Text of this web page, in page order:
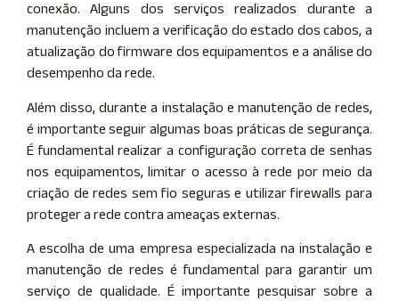
conexão. Alguns dos serviços realizados durante a
manutenção incluem a verificação do estado dos cabos, a
atualização do firmware dos equipamentos e a análise do
desempenho da rede.
Além disso, durante a instalação e manutenção de redes,
é importante seguir algumas boas práticas de segurança.
É fundamental realizar a configuração correta de senhas
nos equipamentos, limitar o acesso à rede por meio da
criação de redes sem fio seguras e utilizar firewalls para
proteger a rede contra ameaças externas.
A escolha de uma empresa especializada na instalação e
manutenção de redes é fundamental para garantir um
serviço de qualidade. É importante pesquisar sobre a